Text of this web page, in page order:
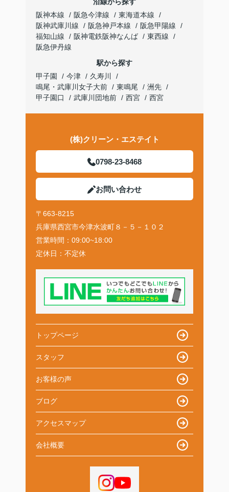
阪神本線
阪急今津線
東海道本線
阪神武庫川線
阪急神戸本線
阪急甲陽線
福知山線
阪神電鉄阪神なんば
東西線
阪急伊丹線
駅から探す
甲子園
今津
久寿川
鳴尾・武庫川女子大前
東鳴尾
洲先
甲子園口
武庫川団地前 西宮 西宮
(株)クリーン・エステイト
0798-23-8468
お問い合わせ
〒663-8215
兵庫県西宮市今津水波町８－５－１０２
営業時間： 09:00~18:00
定休日： 不定休
トップページ
スタッフ
お客様の声
ブログ
アクセスマップ
会社概要